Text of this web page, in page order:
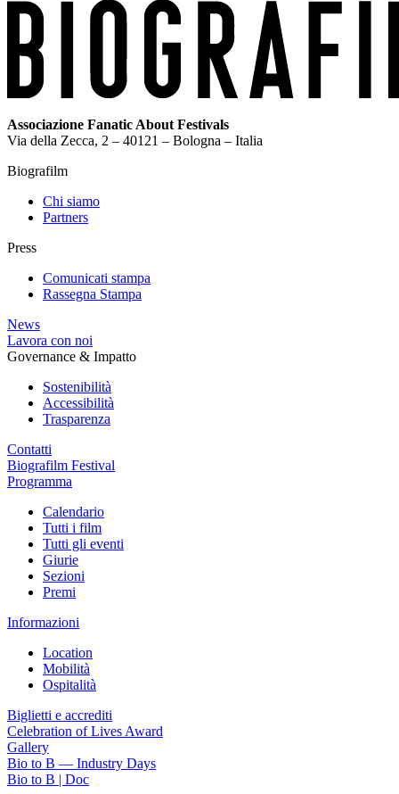
Associazione Fanatic About Festivals
Via della Zecca, 2 – 40121 – Bologna – Italia
Biografilm
Chi siamo
Partners
Press
Comunicati stampa
Rassegna Stampa
News
Lavora con noi
Governance & Impatto
Sostenibilità
Accessibilità
Trasparenza
Contatti
Biografilm Festival
Programma
Calendario
Tutti i film
Tutti gli eventi
Giurie
Sezioni
Premi
Informazioni
Location
Mobilità
Ospitalità
Biglietti e accrediti
Celebration of Lives Award
Gallery
Bio to B — Industry Days
Bio to B | Doc